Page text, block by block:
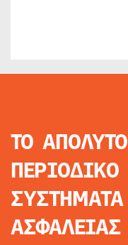
ΤΟ ΑΠΟΛΥΤΟ
ΠΕΡΙΟΔΙΚΟ
ΣΥΣΤΗΜΑΤΑ
ΑΣΦΑΛΕΙΑΣ